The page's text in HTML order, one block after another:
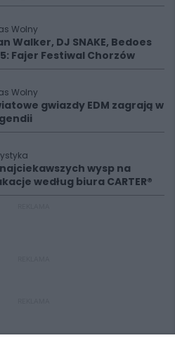
Wolny
Walker, DJ SNAKE, Bedoes
Fajer Festiwal Chorzów
Wolny
gwiazdy EDM zagrają w
najciekawszych wysp na
według biura CARTER®